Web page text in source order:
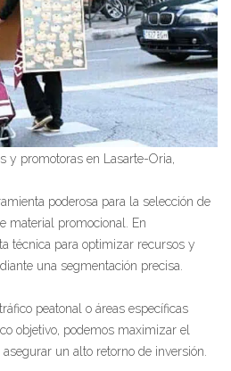
y promotoras en Lasarte-Oria,
poderosa para la selección de
material promocional. En
técnica para optimizar recursos y
una segmentación precisa.
peatonal o áreas específicas
objetivo, podemos maximizar el
un alto retorno de inversión.